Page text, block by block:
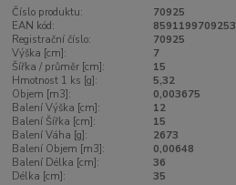
Číslo produktu:
70925
EAN kód:
8591199709253
Registrační číslo:
70925
Výška [cm]:
7
Šířka / průměr [cm]:
15
Hmotnost 1 ks [g]:
5,32
Objem [m3]:
0,003675
Balení Výška [cm]:
12
Balení Šířka [cm]:
15
Balení Váha [g]:
2673
Balení Objem [m3]:
0,00648
Balení Délka [cm]:
36
Délka [cm]:
35